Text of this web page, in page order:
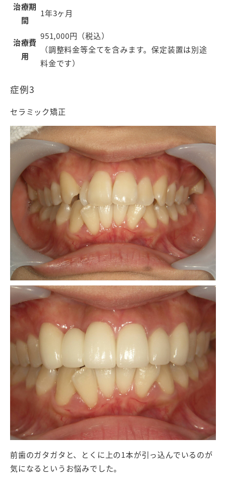
治療期
間
1年3ヶ月
治療費
用
951,000円（税込）
（調整料金等全てを含みます。保定装置は別途
料金です）
症例3
セラミック矯正
前歯のガタガタと、とくに上の1本が引っ込んでいるのが
気になるというお悩みでした。